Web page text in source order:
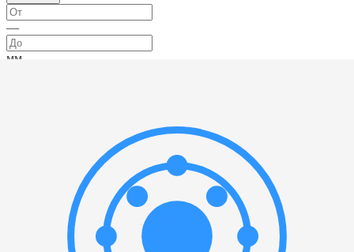
—
мм
Или выберите значение: